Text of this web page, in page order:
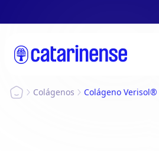
Colágenos Colágeno